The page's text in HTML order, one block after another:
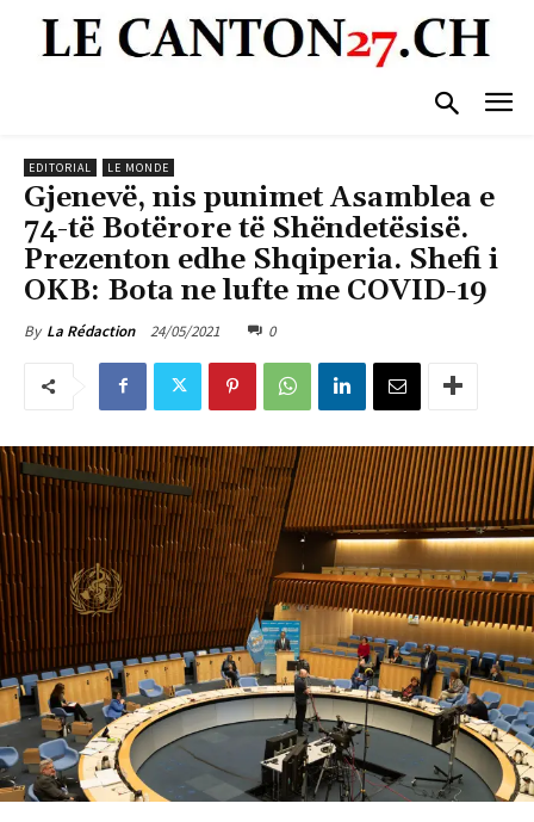
EDITORIAL LE MONDE
Gjenevë, nis punimet Asamblea e
74-të Botërore të Shëndetësisë.
Prezenton edhe Shqiperia. Shefi i
OKB: Bota ne lufte me COVID-19
By La Rédaction 24/05/2021 0